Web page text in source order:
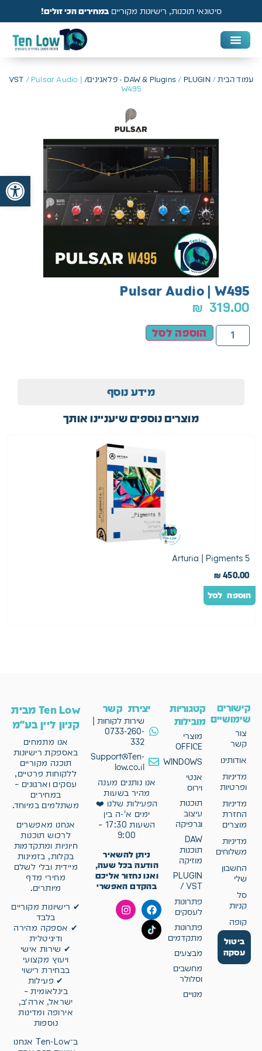
סיטונאי תוכנות, רישיונות מקורייםבמחירים הכי זולים!
עמוד הבית/
DAW & Plugins/ PLUGIN - פלאגינים/ VST
/ Pulsar Audio |
W495
Pulsar Audio | W495
₪ 319.00
הוספה לסל
מידע נוסף
מוצרים נוספים שיעניינו אותך
Arturia | Pigments 5
₪ 450.00
הוספה לסל
קישורים
שימושיים
צור
קשר
אודותינו
מדיניות
ופרטיות
מדיניות
החזרת
מוצרים
מדיניות
משלוחים
החשבון
שלי
סל
קניות
קופה
ביטול
עסקה
קטגוריות
מובילות
מוצרי
OFFICE
WINDOWS
אנטי
וירוס
תוכנות
עיצוב
וגרפיקה
DAW
תוכנות
מוזיקה
PLUGIN
/ VST
פתרונות
לעסקים
פתרונות
מתקדמים
מבצעים
מחשבים
וסלולר
מנויים
יצירת קשר
שירות לקוחות |
0733-260-
332
Support@Ten-
low.co.il
אנו נותנים מענה
מהיר בשעות
הפעילות שלנו ❤️
ימים א'-ה בין
השעות 17:30 –
9:00
ניתן להשאיר
הודעה בכל שעה,
ואנו נחזור אליכם
בהקדם האפשרי
Ten Low מבית
קניון ליין בע"מ
אנו מתמחים
באספקת רישיונות
תוכנה מקוריים
ללקוחות פרטיים,
עסקים וארגונים –
במחירים
משתלמים במיוחד.
אנחנו מאפשרים
לרכוש תוכנות
חיוניות ומתקדמות
בקלות, בזמינות
מיידית ובלי לשלם
מחירי מדף
מיותרים.
✔ רישיונות מקוריים
בלבד
✔ אספקה מהירה
ודיגיטלית
✔ שירות אישי
ויעוץ מקצועי
בבחירת רישוי
✔ פעילות
בינלאומית –
ישראל, ארה״ב,
אירופה ומדינות
נוספות
ב־Ten-Low אנחנו